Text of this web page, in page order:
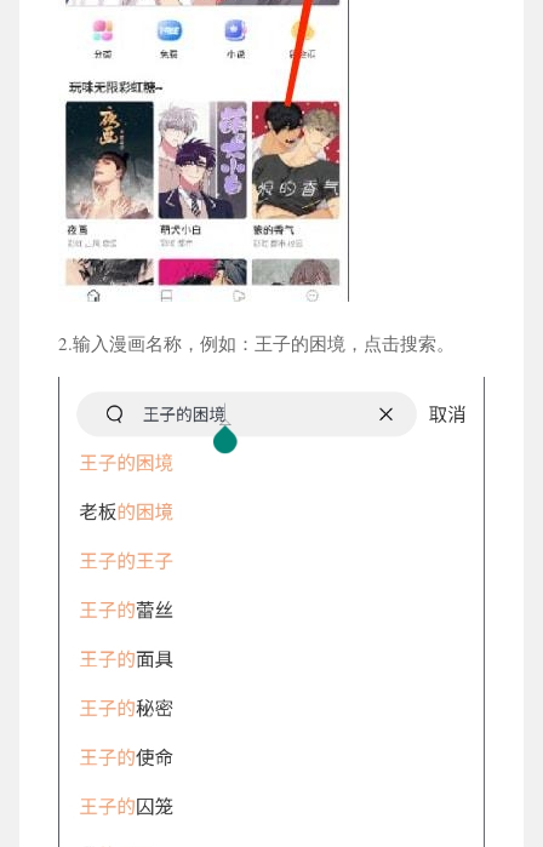
2.输入漫画名称，例如：王子的困境，点击搜索。